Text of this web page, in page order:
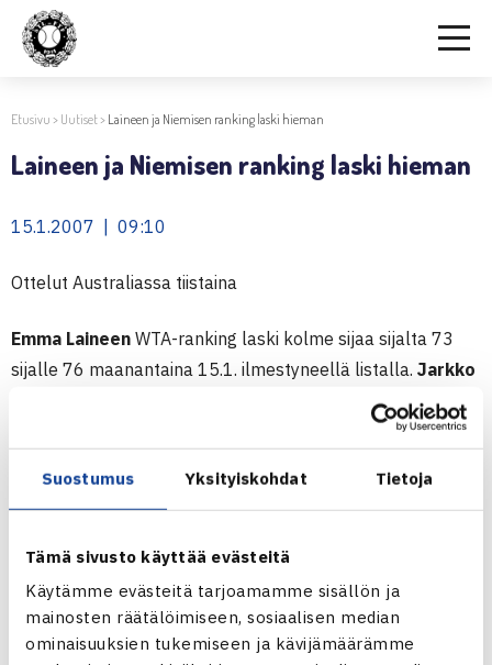
Suostumus Yksityiskohdat Tietoja
Tämä sivusto käyttää evästeitä
Käytämme evästeitä tarjoamamme sisällön ja
mainosten räätälöimiseen, sosiaalisen median
ominaisuuksien tukemiseen ja kävijämäärämme
Etusivu > Uutiset> Laineen ja Niemisen ranking laski hieman
Laineen ja Niemisen ranking laski hieman
15.1.2007 | 09:10
Ottelut Australiassa tiistaina
Emma Laineen WTA-ranking laski kolme sijaa sijalta 73
sijalle 76 maanantaina 15.1. ilmestyneellä listalla. Jarkko
putosi miesten ATP-rankingissa yhden sijan,
sijalle 18, kun Ranskan Richard Gasquet ohitti hänet.
Grand Slam-kisassa, Australian avoimissa ensimmäisen
Alla Kudruavtseva ja Nieminen USAn Paul Goldsteinin.
Australian avoimet